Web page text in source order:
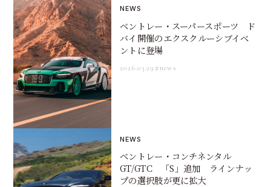
NEWS
ベントレー・スーパースポーツ ド
バイ開催のエクスクルーシブイベ
ントに登場
2026.03.29 #news
NEWS
ベントレー・コンチネンタル
GT/GTC 「S」追加 ラインナッ
プの選択肢が更に拡大